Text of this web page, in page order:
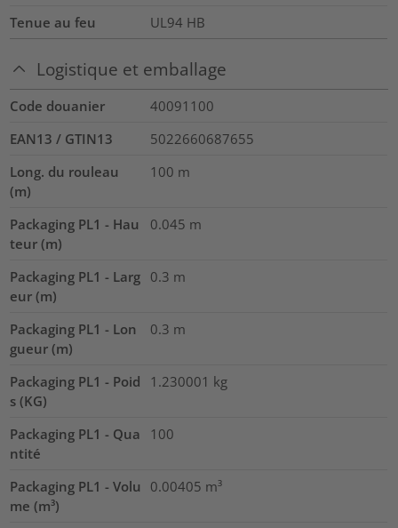
Tenue au feu UL94 HB
Logistique et emballage
Code douanier
40091100
EAN13 / GTIN13
5022660687655
Long. du rouleau
(m)
100 m
Packaging PL1 - Hau
teur (m)
0.045 m
Packaging PL1 - Larg
eur (m)
0.3 m
Packaging PL1 - Lon
gueur (m)
0.3 m
Packaging PL1 - Poid
s (KG)
1.230001 kg
Packaging PL1 - Qua
ntité
100
Packaging PL1 - Volu
me (m³)
0.00405 m³